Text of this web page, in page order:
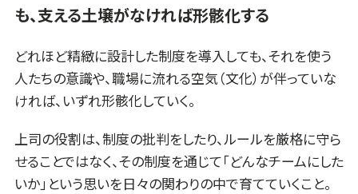
も、支える土壌がなければ形骸化する
どれほど精緻に設計した制度を導入しても、それを使う
人たちの意識や、職場に流れる空気（文化）が伴っていな
ければ、いずれ形骸化していく。
上司の役割は、制度の批判をしたり、ルールを厳格に守ら
せることではなく、その制度を通じて「どんなチームにした
いか」という思いを日々の関わりの中で育てていくこと。